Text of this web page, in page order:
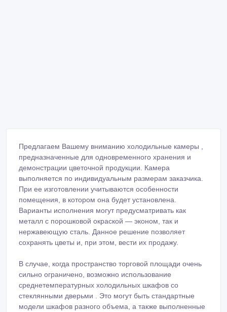
Предлагаем Вашему вниманию холодильные камеры ,
предназначенные для одновременного хранения и
демонстрации цветочной продукции. Камера
выполняется по индивидуальным размерам заказчика.
При ее изготовлении учитываются особенности
помещения, в котором она будет установлена.
Варианты исполнения могут предусматривать как
металл с порошковой окраской — эконом, так и
нержавеющую сталь. Данное решение позволяет
сохранять цветы и, при этом, вести их продажу.
В случае, когда пространство торговой площади очень
сильно ограничено, возможно использование
среднетемпературных холодильных шкафов со
стеклянными дверьми . Это могут быть стандартные
модели шкафов разного объема, а также выполненные